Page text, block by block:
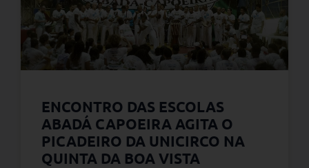
ENCONTRO DAS ESCOLAS
ABADÁ CAPOEIRA AGITA O
PICADEIRO DA UNICIRCO NA
QUINTA DA BOA VISTA